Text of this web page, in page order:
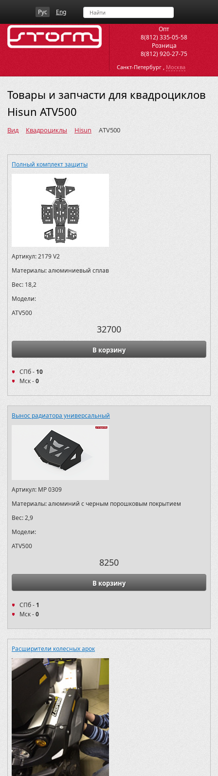
Рус Eng
Опт
8(812) 335-05-58
Розница
8(812) 920-27-75
Санкт-Петербург , Москва
Товары и запчасти для квадроциклов
Hisun ATV500
Вид Квадроциклы Hisun ATV500
Полный комплект защиты
Артикул:2179 V2
Материалы:алюминиевый сплав
Вес: 18,2
Модели:
ATV500
32700
В корзину
СПб - 10
Мск -0
Вынос радиатора универсальный
Артикул: MP 0309
Материалы:алюминий с черным порошковым покрытием
Вес:2,9
Модели:
ATV500
8250
В корзину
СПб - 1
Мск -0
Расширители колесных арок